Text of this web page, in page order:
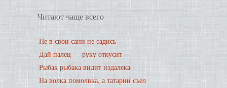
Читают чаще всего
Не в свои сани не садись
Дай палец — руку откусит
Рыбак рыбака видит издалека
На волка помолвка, а татарин съел